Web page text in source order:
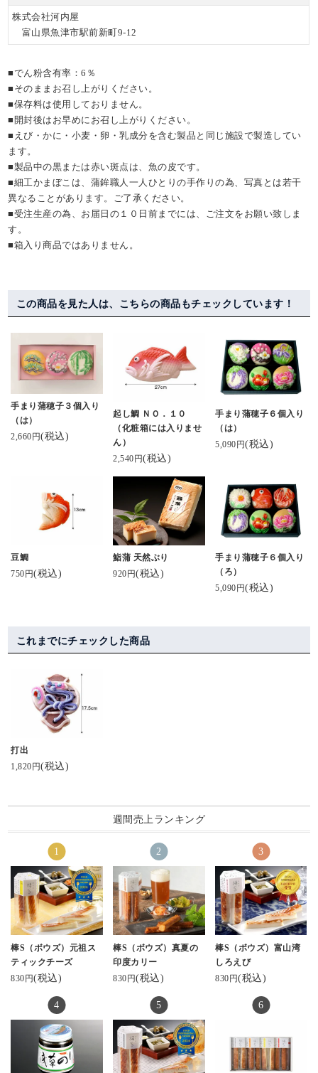
株式会社河内屋
富山県魚津市駅前新町9-12
■でん粉含有率：6％
■そのままお召し上がりください。
■保存料は使用しておりません。
■開封後はお早めにお召し上がりください。
■えび・かに・小麦・卵・乳成分を含む製品と同じ施設で製造してい
ます。
■製品中の黒または赤い斑点は、魚の皮です。
■細工かまぼこは、蒲鉾職人一人ひとりの手作りの為、写真とは若干
異なることがあります。ご了承ください。
■受注生産の為、お届日の１０日前までには、ご注文をお願い致しま
す。
■箱入り商品ではありません。
この商品を見た人は、こちらの商品もチェックしています！
手まり蒲穂子３個入り
（は）
2,660円(税込)
起し鯛 ＮＯ．１０
（化粧箱には入りませ
ん）
2,540円(税込)
手まり蒲穂子６個入り
（は）
5,090円(税込)
豆鯛
750円(税込)
鮨蒲 天然ぶり
920円(税込)
手まり蒲穂子６個入り
（ろ）
5,090円(税込)
これまでにチェックした商品
打出
1,820円(税込)
週間売上ランキング
棒S（ボウズ）元祖ス
ティックチーズ
830円(税込)
棒S（ボウズ）真夏の
印度カリー
830円(税込)
棒S（ボウズ）富山湾
しろえび
830円(税込)